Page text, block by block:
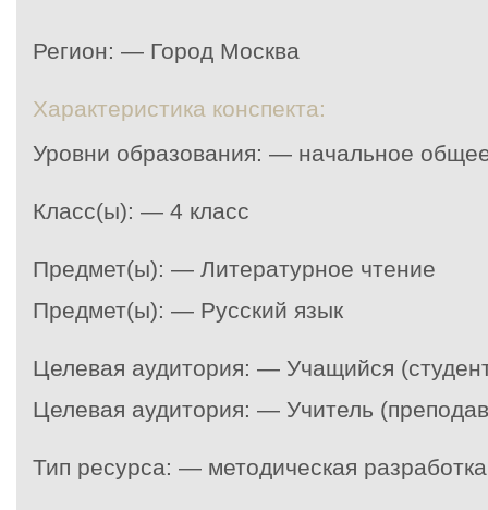
Регион: — Город Москва
Характеристика конспекта:
Уровни образования: — начальное
Класс(ы): — 4 класс
Предмет(ы): — Литературное чтение
Предмет(ы): — Русский язык
Целевая аудитория: — Учащийся
Целевая аудитория: — Учитель
Тип ресурса: — методическая разработка